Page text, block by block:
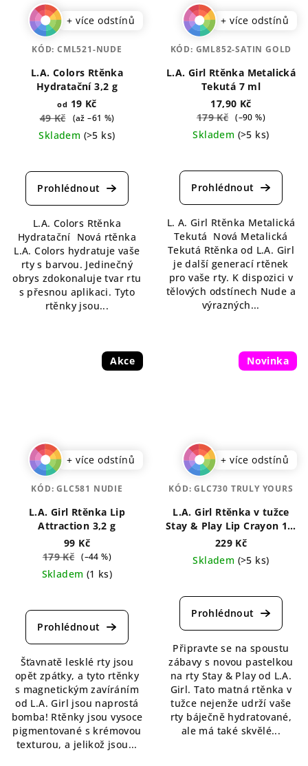
+ více odstínů
L.A. Colors Rtěnka
Hydratační 3,2 g
od 19 Kč
49 Kč
(až –61 %)
Skladem (>5 ks)
hodnocení
produktu
z
5
hvězdiček.
L.A. Colors Rtěnka
Hydratační Nová rtěnka
L.A. Colors hydratuje vaše
rty s barvou. Jedinečný
obrys zdokonaluje tvar rtu
s přesnou aplikaci. Tyto
rtěnky jsou...
KÓD:CML521-NUDE
+ více odstínů
L.A. Girl Rtěnka Metalická
Tekutá 7 ml
17,90 Kč
179 Kč (–90 %)
Skladem (>5 ks)
hodnocení
produktu
z
5
hvězdiček.
L. A. Girl Rtěnka Metalická
Tekutá Nová Metalická
Tekutá Rtěnka od L.A. Girl
je další generací rtěnek
pro vaše rty. K dispozici v
tělových odstínech Nude a
výrazných...
KÓD: GML852-SATIN GOLD
Akce
+ více odstínů
L.A. Girl Rtěnka Lip
Attraction 3,2 g
99 Kč
179 Kč (–44 %)
Skladem (1 ks)
hodnocení
produktu
z
5
hvězdiček.
Šťavnatě lesklé rty jsou
opět zpátky, a tyto rtěnky
s magnetickým zavíráním
od L.A. Girl jsou naprostá
bomba! Rtěnky jsou vysoce
pigmentované s krémovou
texturou, a jelikož jsou...
KÓD:GLC581 NUDIE
Novinka
+ více odstínů
L.A. Girl Rtěnka v tužce
Stay & Play Lip Crayon 1,4
g
229 Kč
Skladem (>5 ks)
hodnocení
produktu
z
5
hvězdiček.
Připravte se na spoustu
zábavy s novou pastelkou
na rty Stay & Play od L.A.
Girl. Tato matná rtěnka v
tužce nejenže udrží vaše
rty báječně hydratované,
ale má také skvělé...
KÓD:GLC730 TRULY YOURS